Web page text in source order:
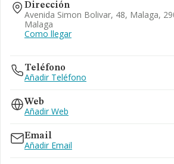
Dirección
Avenida Simon Bolivar, 48, Malaga,
Malaga
Como llegar
Teléfono
Añadir Teléfono
Web
Añadir Web
Email
Añadir Email